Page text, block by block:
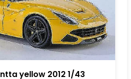
yellow 2012 1/43